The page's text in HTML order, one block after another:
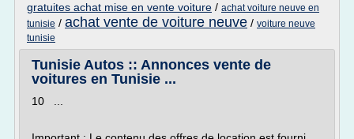
gratuites achat mise en vente voiture / achat voiture neuve en
tunisie / achat vente de voiture neuve / voiture neuve
tunisie
Tunisie Autos :: Annonces vente de
voitures en Tunisie ...
10 ...